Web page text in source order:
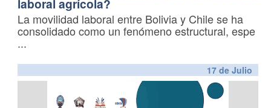
laboral agrícola?
La movilidad laboral entre Bolivia y Chile se ha
consolidado como un fenómeno estructural, espe
...
17 de Julio